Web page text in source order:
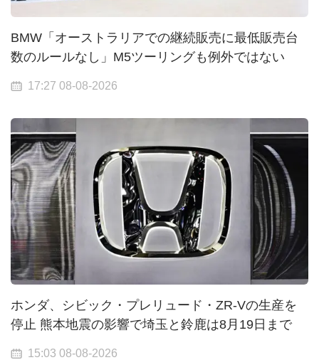
BMW「オーストラリアでの継続販売に最低販売台
数のルールなし」M5ツーリングも例外ではない
17:27 08-08-2026
ホンダ、シビック・プレリュード・ZR-Vの生産を
停止 熊本地震の影響で埼玉と鈴鹿は8月19日まで
15:03 08-08-2026